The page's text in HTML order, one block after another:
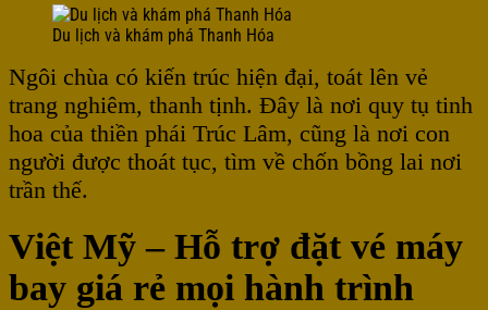
Du lịch và khám phá Thanh Hóa
Ngôi chùa có kiến trúc hiện đại, toát lên vẻ
trang nghiêm, thanh tịnh. Đây là nơi quy tụ tinh
hoa của thiền phái Trúc Lâm, cũng là nơi con
người được thoát tục, tìm về chốn bồng lai nơi
trần thế.
Việt Mỹ – Hỗ trợ đặt vé máy
bay giá rẻ mọi hành trình